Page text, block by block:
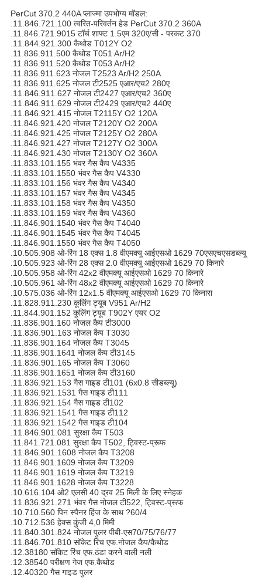
PerCut 370.2 440A प्लाज्मा उपभोग्य मॉडल:
.11.846.721.100 त्वरित-परिवर्तन हेड PerCut 370.2 360A
.11.846.721.9015 टॉर्च शाफ्ट 1.5एम 320ए/सी - परकट 370
.11.844.921.300 कैथोड T012Y O2
.11.836.911.500 कैथोड T051 Ar/H2
.11.836.911.520 कैथोड T053 Ar/H2
.11.836.911.623 नोजल T2523 Ar/H2 250A
.11.836.911.625 नोजल टी2525 एआर/एच2 280ए
.11.846.911.627 नोजल टी2427 एआर/एच2 360ए
.11.846.911.629 नोजल टी2429 एआर/एच2 440ए
.11.846.921.415 नोजल T2115Y O2 120A
.11.846.921.420 नोजल T2120Y O2 200A
.11.846.921.425 नोजल T2125Y O2 280A
.11.846.921.427 नोजल T2127Y O2 300A
.11.846.921.430 नोजल T2130Y O2 360A
.11.833.101.155 भंवर गैस कैप V4335
.11.833.101.1550 भंवर गैस कैप V4330
.11.833.101.156 भंवर गैस कैप V4340
.11.833.101.157 भंवर गैस कैप V4345
.11.833.101.158 भंवर गैस कैप V4350
.11.833.101.159 भंवर गैस कैप V4360
.11.846.901.1540 भंवर गैस कैप T4040
.11.846.901.1545 भंवर गैस कैप T4045
.11.846.901.1550 भंवर गैस कैप T4050
.10.505.908 ओ-रिंग 18 एक्स 1.8 वीएमक्यू आईएसओ 1629 70एसएचएसडब्ल्यू
.10.505.923 ओ-रिंग 28 एक्स 2.0 वीएमक्यू आईएसओ 1629 70 किनारे
.10.505.958 ओ-रिंग 42x2 वीएमक्यू आईएसओ 1629 70 किनारे
.10.505.961 ओ-रिंग 48x2 वीएमक्यू आईएसओ 1629 70 किनारे
.10.575.036 ओ-रिंग 12x1.5 वीएमक्यू आईएसओ 1629 70 किनारा
.11.828.911.230 कूलिंग ट्यूब V951 Ar/H2
.11.844.901.152 कूलिंग ट्यूब T902Y एयर O2
.11.836.901.160 नोजल कैप टी3000
.11.836.901.163 नोजल कैप T3030
.11.836.901.164 नोजल कैप T3045
.11.836.901.1641 नोजल कैप टी3145
.11.836.901.165 नोजल कैप T3060
.11.836.901.1651 नोजल कैप टी3160
.11.836.921.153 गैस गाइड टी101 (6x0.8 सीडब्ल्यू)
.11.836.921.1531 गैस गाइड टी111
.11.836.921.154 गैस गाइड टी102
.11.836.921.1541 गैस गाइड टी112
.11.836.921.1542 गैस गाइड टी104
.11.846.901.081 सुरक्षा कैप T503
.11.841.721.081 सुरक्षा कैप T502, ट्विस्ट-प्रूफ
.11.846.901.1608 नोजल कैप T3208
.11.846.901.1609 नोजल कैप T3209
.11.846.901.1619 नोजल कैप T3219
.11.846.901.1628 नोजल कैप T3228
.10.616.104 ओ2 एलसी 40 द्रव 25 मिली के लिए स्नेहक
.11.836.921.271 भंवर गैस नोजल टी522, ट्विस्ट-प्रूफ
.10.710.560 पिन स्पैनर हिंज के साथ ?60/4
.10.712.536 हेक्स कुंजी 4,0 मिमी
.11.840.301.824 नोजल पुलर पीबी-एस70/75/76/77
.11.846.701.810 सॉकेट रिंच एफ.नोजल कैप/कैथोड
.12.38180 सॉकेट रिंच एफ.ठंडा करने वाली नली
.12.38540 परीक्षण गेज एफ.कैथोड
.12.40320 गैस गाइड पुलर